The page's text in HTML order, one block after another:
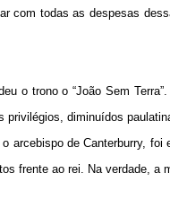
com todas as despesas
o trono o “João Sem
diminuídos
arcebispo de Canterburry,
frente ao rei. Na verdade, a